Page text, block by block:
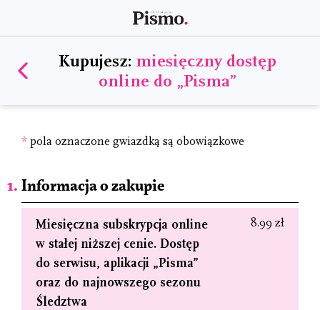
Kupujesz: miesięczny dostęp
online do „Pisma”
* pola oznaczone gwiazdką są obowiązkowe
Informacja o zakupie
Miesięczna subskrypcja online
w stałej niższej cenie. Dostęp
do serwisu, aplikacji „Pisma”
oraz do najnowszego sezonu
Śledztwa
8.99 zł